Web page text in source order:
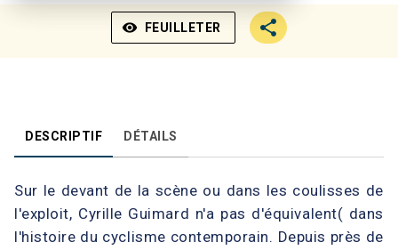
visibility FEUILLETER
DESCRIPTIF DÉTAILS
Sur le devant de la scène ou dans les coulisses de
l'exploit, Cyrille Guimard n'a pas d'équivalent( dans
l'histoire du cyclisme contemporain. Depuis près de